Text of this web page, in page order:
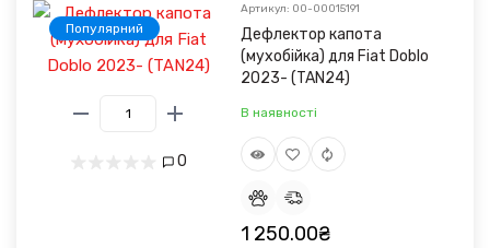
Популярний
0
Артикул: 00-00015191
Дефлектор капота
(мухобійка) для Fiat Doblo
2023- (TAN24)
В наявності
1 250.00₴